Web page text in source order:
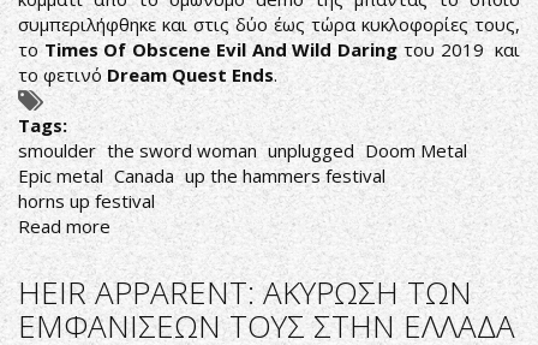
συμπεριλήφθηκε και στις δύο έως τώρα κυκλοφορίες τους,
τοTimes Of Obscene Evil And Wild Daring του 2019 και
το φετινό Dream Quest Ends.
Tags:
smoulder the sword woman unplugged Doom Metal
Epic metal Canada up the hammers festival
horns up festival
Read more about
SMOULDER:
ΔΕΙΤΕ
ΤΟ
ΝΕΟ
HEIR APPARENT: ΑΚΥΡΩΣΗ ΤΩΝ
ΕΜΦΑΝΙΣΕΩΝ ΤΟΥΣ ΣΤΗΝ ΕΛΛΑΔΑ